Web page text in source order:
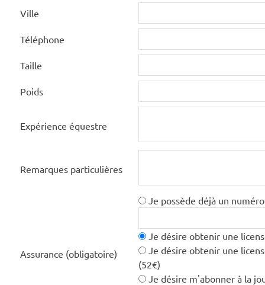
Ville
Téléphone
Taille
Poids
Expérience équestre
Remarques particulières
Assurance (obligatoire)
Je possède déjà un
Je désire obtenir une
Je désire obtenir une
(52€)
Je désire m'abonner à la